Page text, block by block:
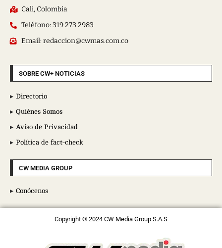
Cali, Colombia
Teléfono: 319 273 2983
Email: redaccion@cwmas.com.co
SOBRE CW+ NOTICIAS
Directorio
Quiénes Somos
Aviso de Privacidad
Política de fact-check
CW MEDIA GROUP
Conócenos
Copyright © 2024 CW Media Group S.A.S